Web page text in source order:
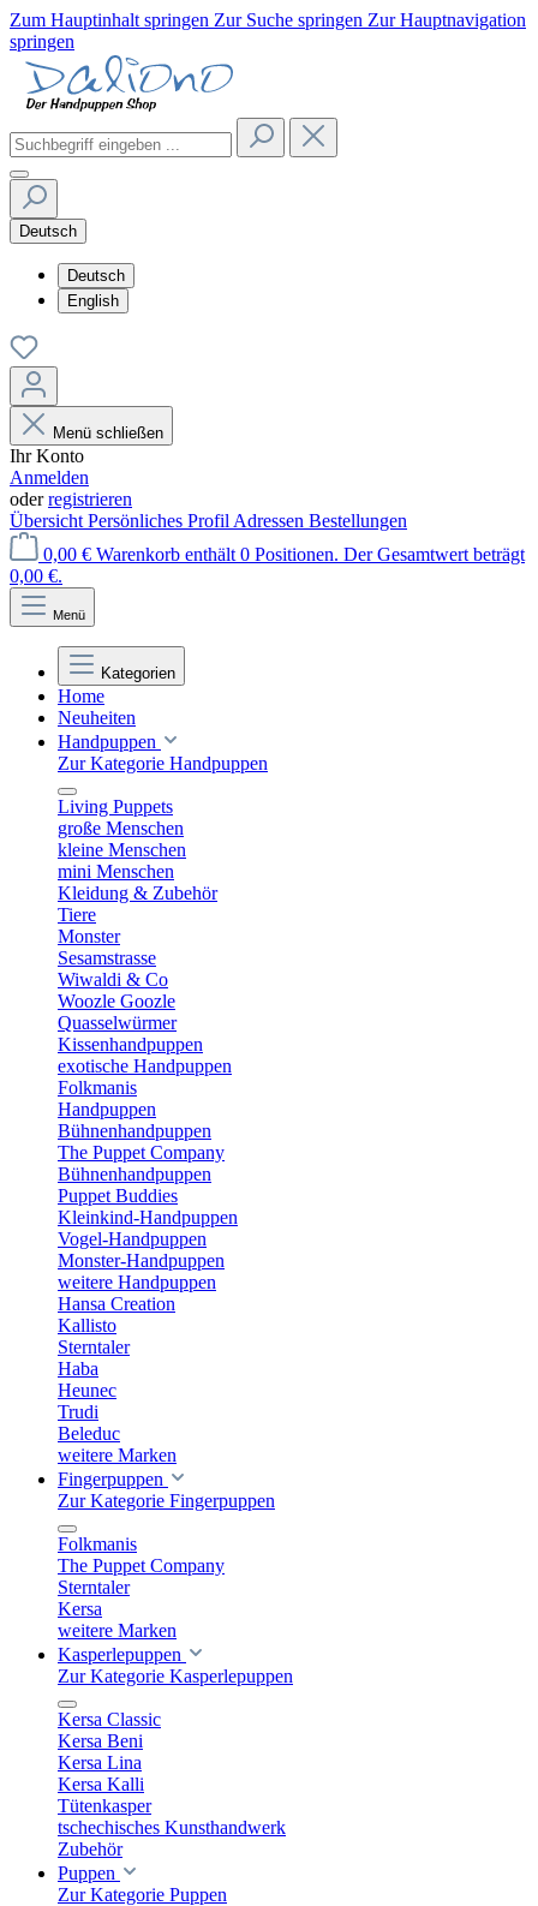
Zum Hauptinhalt springen Zur Suche springen Zur Hauptnavigation
springen
Deutsch
Deutsch
English
Menü schließen
Ihr Konto
Anmelden
oderregistrieren
Übersicht Persönliches Profil Adressen Bestellungen
0,00 € Warenkorb enthält 0 Positionen. Der Gesamtwert beträgt
0,00 €.
Menü
Kategorien
Home
Neuheiten
Handpuppen
Zur Kategorie Handpuppen
Living Puppets
große Menschen
kleine Menschen
mini Menschen
Kleidung & Zubehör
Tiere
Monster
Sesamstrasse
Wiwaldi & Co
Woozle Goozle
Quasselwürmer
Kissenhandpuppen
exotische Handpuppen
Folkmanis
Handpuppen
Bühnenhandpuppen
The Puppet Company
Bühnenhandpuppen
Puppet Buddies
Kleinkind-Handpuppen
Vogel-Handpuppen
Monster-Handpuppen
weitere Handpuppen
Hansa Creation
Kallisto
Sterntaler
Haba
Heunec
Trudi
Beleduc
weitere Marken
Fingerpuppen
Zur Kategorie Fingerpuppen
Folkmanis
The Puppet Company
Sterntaler
Kersa
weitere Marken
Kasperlepuppen
Zur Kategorie Kasperlepuppen
Kersa Classic
Kersa Beni
Kersa Lina
Kersa Kalli
Tütenkasper
tschechisches Kunsthandwerk
Zubehör
Puppen
Zur Kategorie Puppen